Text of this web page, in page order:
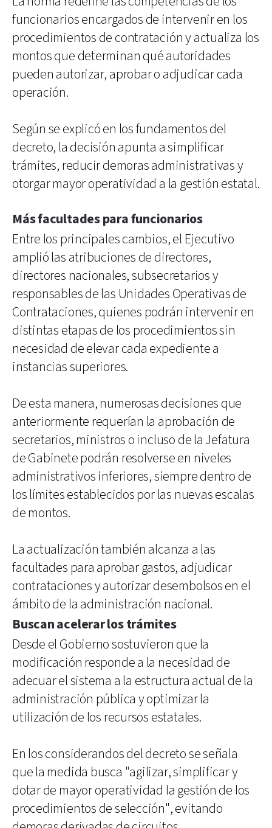
funcionarios encargados de intervenir en los
procedimientos de contratación y actualiza los
montos que determinan qué autoridades
pueden autorizar, aprobar o adjudicar cada
operación.
Según se explicó en los fundamentos del
decreto, la decisión apunta a simplificar
trámites, reducir demoras administrativas y
otorgar mayor operatividad a la gestión estatal.
Más facultades para funcionarios
Entre los principales cambios, el Ejecutivo
amplió las atribuciones de directores,
directores nacionales, subsecretarios y
responsables de las Unidades Operativas de
Contrataciones, quienes podrán intervenir en
distintas etapas de los procedimientos sin
necesidad de elevar cada expediente a
instancias superiores.
De esta manera, numerosas decisiones que
anteriormente requerían la aprobación de
secretarios, ministros o incluso de la Jefatura
de Gabinete podrán resolverse en niveles
administrativos inferiores, siempre dentro de
los límites establecidos por las nuevas escalas
de montos.
La actualización también alcanza a las
facultades para aprobar gastos, adjudicar
contrataciones y autorizar desembolsos en el
ámbito de la administración nacional.
Buscan acelerar los trámites
Desde el Gobierno sostuvieron que la
modificación responde a la necesidad de
adecuar el sistema a la estructura actual de la
administración pública y optimizar la
utilización de los recursos estatales.
En los considerandos del decreto se señala
que la medida busca "agilizar, simplificar y
dotar de mayor operatividad la gestión de los
procedimientos de selección", evitando